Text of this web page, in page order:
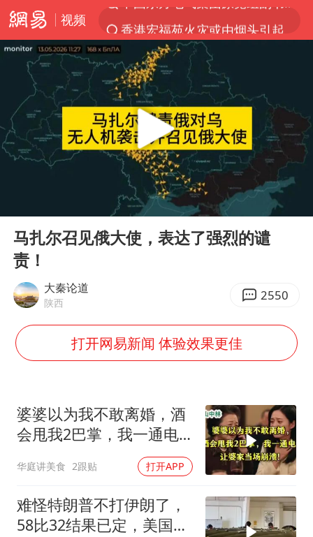
视频
香港宏福苑火灾或由烟头引起
刘浩存百花奖开幕式红裙起舞
张本智和：零封向鹏不意外
泰国初中生饮弹自尽前开了26枪
用AI造出新病毒意味着什么
美股创4月份以来最大单周涨幅
女子被狗舔脚确诊三级暴露 医生回应
光伏八巨头签署“不低于成本价”倡议
多所幼师院校开设养老专业
台州《告全体市民书》：非必要不外出
习近平心系体育强国建设
Play
01:02
马扎尔召见俄大使，表达了强烈的谴
责！
大秦论道
陕西 2550
打开网易新闻 体验效果更佳
婆婆以为我不敢离婚，酒
会甩我2巴掌，我一通电
华庭讲美食 2跟贴 打开APP
难怪特朗普不打伊朗了，
58比32结果已定，美国专